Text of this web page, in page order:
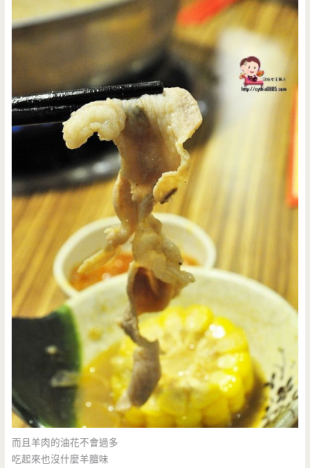
而且羊肉的油花不會過多
吃起來也沒什麼羊膻味